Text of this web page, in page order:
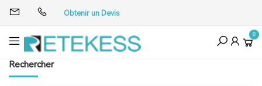
Obtenir un Devis
0
Rechercher